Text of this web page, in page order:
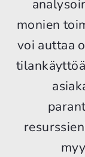
monien
voi auttaa